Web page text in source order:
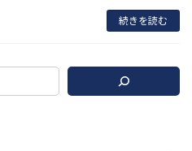
続きを読む